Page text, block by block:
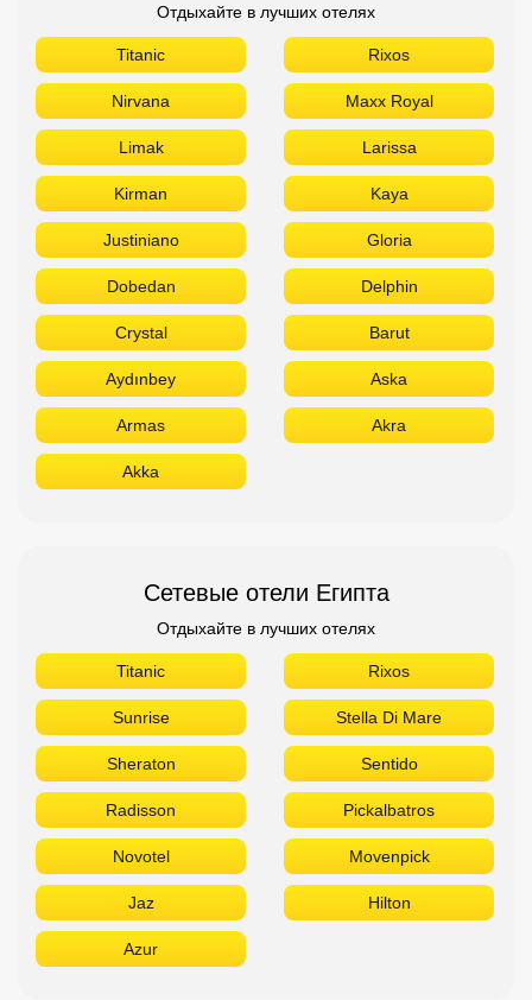
Отдыхайте в лучших отелях
Titanic Rixos
Nirvana Maxx Royal
Limak Larissa
Kirman Kaya
Justiniano Gloria
Dobedan Delphin
Crystal Barut
Aydınbey Aska
Armas Akra
Akka
Сетевые отели Египта
Отдыхайте в лучших отелях
Titanic Rixos
Sunrise Stella Di Mare
Sheraton Sentido
Radisson Pickalbatros
Novotel Movenpick
Jaz Hilton
Azur